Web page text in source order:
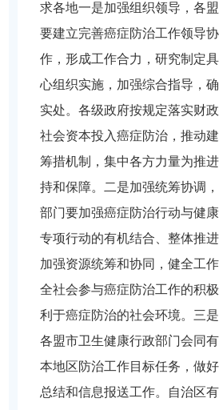
求各地一是加强组织领导，各
要建立完善癌症防治工作领导
作，形成工作合力，研究制定
心组织实施，加强综合指导，
实处。各级政府按规定落实财
社会资本投入癌症防治，推动
筹措机制，集中各方力量为推
持和保障。二是加强统筹协调
部门要加强癌症防治行动与健
专项行动的有机结合、整体推
加强资源统筹和协同，健全工
全社会参与癌症防治工作的积
利于癌症防治的社会环境。三
各盟市卫生健康行政部门会同
本地区防治工作目标任务，做
总结和信息报送工作。自治区